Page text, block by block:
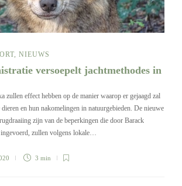
, NIEUWS
versoepelt jachtmethodes in
zullen effect hebben op de manier waarop er gejaagd zal
en hun nakomelingen in natuurgebieden. De nieuwe
zijn van de beperkingen die door Barack
zullen volgens lokale…
3 min